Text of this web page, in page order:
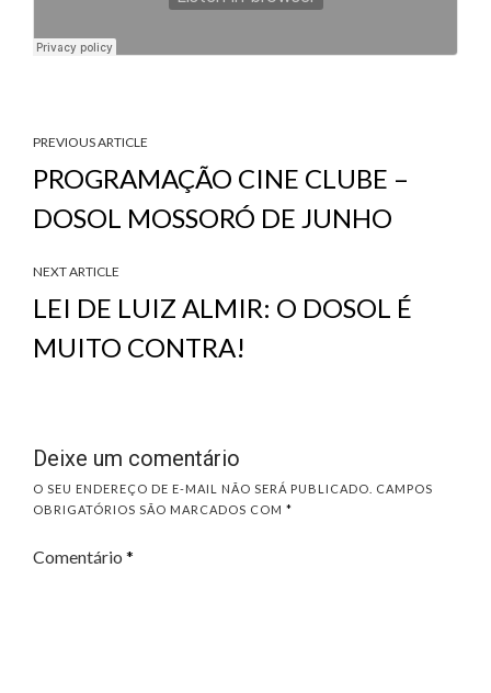
PREVIOUS ARTICLE
PROGRAMAÇÃO CINE CLUBE –
DOSOL MOSSORÓ DE JUNHO
NEXT ARTICLE
LEI DE LUIZ ALMIR: O DOSOL É
MUITO CONTRA!
Deixe um comentário
O SEU ENDEREÇO DE E-MAIL NÃO SERÁ PUBLICADO.
CAMPOS
OBRIGATÓRIOS SÃO MARCADOS COM *
Comentário *